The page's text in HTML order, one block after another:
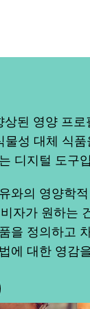
된 영양 프로
물성 대체 식
디지털 도구
와의 영양학
자가 원하는
을 정의하고
에 대한 영감